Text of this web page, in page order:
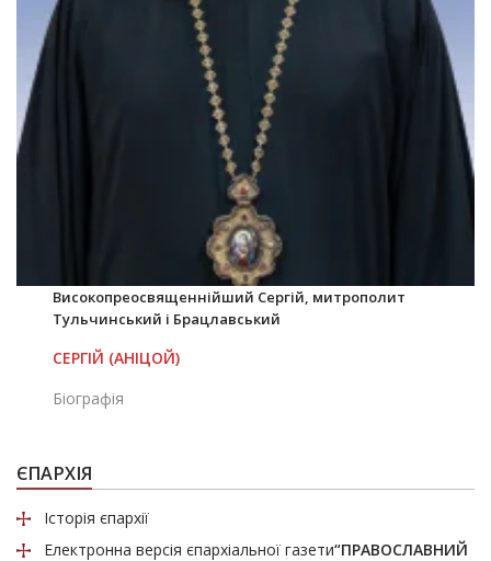
Високопреосвященнійший Сергій, митрополит
Тульчинський і Брацлавський
СЕРГІЙ (АНІЦОЙ)
Біографія
ЄПАРХІЯ
Історія єпархії
Електронна версія єпархіальної газети“ПРАВОСЛАВНИЙ